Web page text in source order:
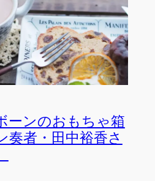
ーンのおもちゃ箱
奏者・田中裕香さ